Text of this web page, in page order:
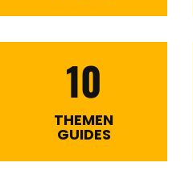
10
THEMEN
GUIDES